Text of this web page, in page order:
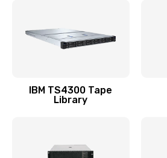
IBM TS4300 Tape
Library